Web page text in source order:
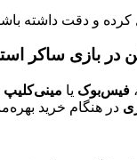
و دقت داشته
بازی ساکر
، فیس‌بوک یا مینی‌کلیپ
در هنگام خرید